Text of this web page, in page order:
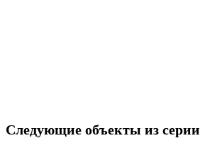
Следующие объекты из серии